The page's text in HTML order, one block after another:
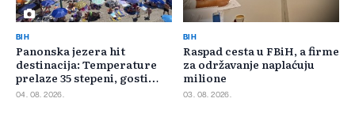
BIH
Panonska jezera hit
destinacija: Temperature
prelaze 35 stepeni, gosti
pristižu iz cijele regije
04. 08. 2026.
BIH
Raspad cesta u FBiH, a firme
za održavanje naplaćuju
milione
03. 08. 2026.